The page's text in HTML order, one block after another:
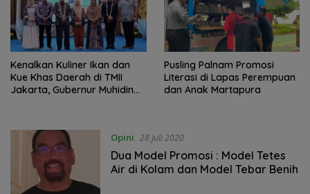
Kenalkan Kuliner Ikan dan
Kue Khas Daerah di TMII
Jakarta, Gubernur Muhidin
Mempromosikan
Pusling Palnam Promosi
Literasi di Lapas Perempuan
dan Anak Martapura
Opini 28 Juli 2020
Dua Model Promosi : Model Tetes
Air di Kolam dan Model Tebar Benih